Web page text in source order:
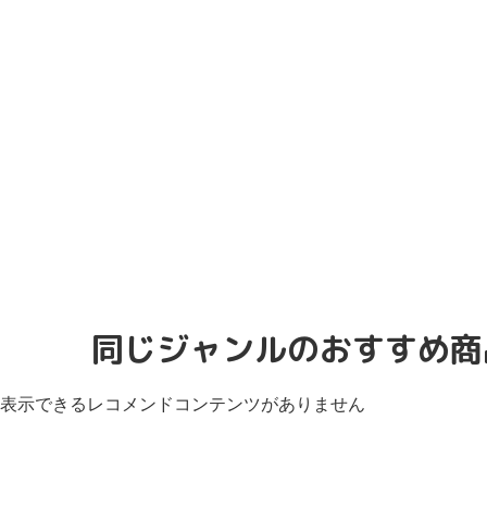
同じジャンルのおすすめ
表示できるレコメンドコンテンツがありません